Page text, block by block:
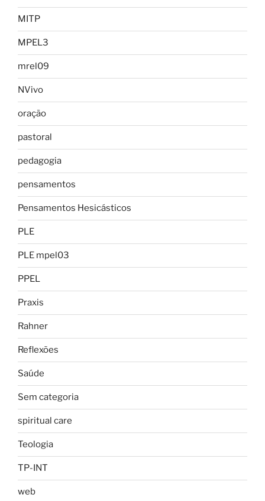
MITP
MPEL3
mrel09
NVivo
oração
pastoral
pedagogia
pensamentos
Pensamentos Hesicásticos
PLE
PLE mpel03
PPEL
Praxis
Rahner
Reflexões
Saúde
Sem categoria
spiritual care
Teologia
TP-INT
web